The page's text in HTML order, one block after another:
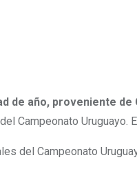
de año, proveniente de
Campeonato Uruguayo.
del Campeonato